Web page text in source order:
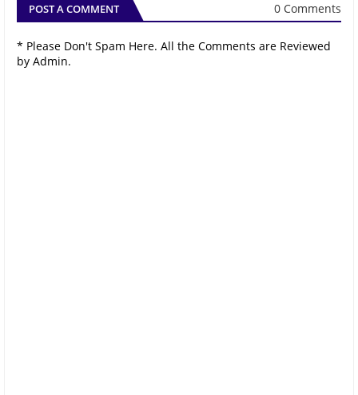
POST A COMMENT 0 Comments
* Please Don't Spam Here. All the Comments are Reviewed
by Admin.